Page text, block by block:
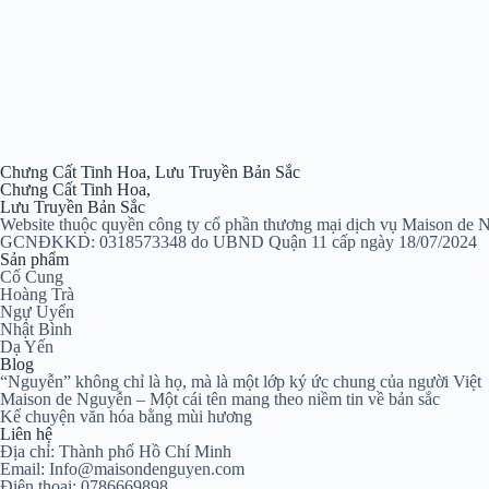
Chưng Cất Tinh Hoa, Lưu Truyền Bản Sắc
Chưng Cất Tinh Hoa,
Lưu Truyền Bản Sắc
Website thuộc quyền công ty cổ phần thương mại dịch vụ Maison de
GCNĐKKD: 0318573348 do UBND Quận 11 cấp ngày 18/07/2024
Sản phẩm
Cố Cung
Hoàng Trà
Ngự Uyển
Nhật Bình
Dạ Yến
Blog
“Nguyễn” không chỉ là họ, mà là một lớp ký ức chung của người Việt
Maison de Nguyễn – Một cái tên mang theo niềm tin về bản sắc
Kể chuyện văn hóa bằng mùi hương
Liên hệ
Địa chỉ: Thành phố Hồ Chí Minh
Email: Info@maisondenguyen.com